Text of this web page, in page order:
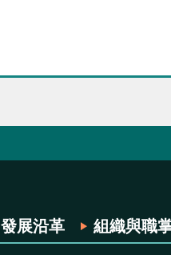
發展沿革 組織與職